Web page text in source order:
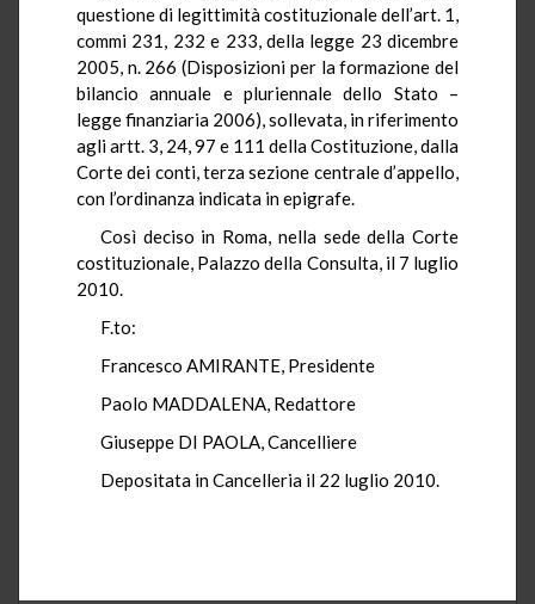
questione di legittimità costituzionale dell’art. 1,
commi 231, 232 e 233, della legge 23 dicembre
2005, n. 266 (Disposizioni per la formazione del
bilancio annuale e pluriennale dello Stato –
legge finanziaria 2006), sollevata, in riferimento
agli artt. 3, 24, 97 e 111 della Costituzione, dalla
Corte dei conti, terza sezione centrale d’appello,
con l’ordinanza indicata in epigrafe.
Così deciso in Roma, nella sede della Corte
costituzionale, Palazzo della Consulta, il 7 luglio
2010.
F.to:
Francesco AMIRANTE, Presidente
Paolo MADDALENA, Redattore
Giuseppe DI PAOLA, Cancelliere
Depositata in Cancelleria il 22 luglio 2010.